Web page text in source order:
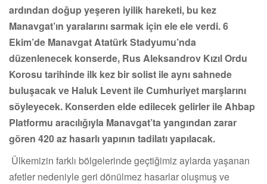
ardından doğup yeşeren iyilik hareketi, bu kez
Manavgat’ın yaralarını sarmak için ele ele verdi. 6
Ekim’de Manavgat Atatürk Stadyumu’nda
düzenlenecek konserde, Rus Aleksandrov Kızıl Ordu
Korosu tarihinde ilk kez bir solist ile aynı sahnede
buluşacak ve Haluk Levent ile Cumhuriyet marşlarını
söyleyecek. Konserden elde edilecek gelirler ile Ahbap
Platformu aracılığıyla Manavgat’ta yangından zarar
gören 420 az hasarlı yapının tadilatı yapılacak.
Ülkemizin farklı bölgelerinde geçtiğimiz aylarda yaşanan
afetler nedeniyle geri dönülmez hasarlar oluşmuş ve